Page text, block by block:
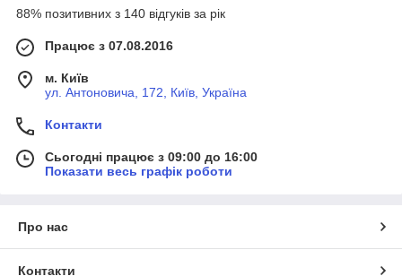
88% позитивних з 140 відгуків за рік
Працює з 07.08.2016
м. Київ
ул. Антоновича, 172, Київ, Україна
Контакти
Сьогодні працює з 09:00 до 16:00
Показати весь графік роботи
Про нас
Контакти